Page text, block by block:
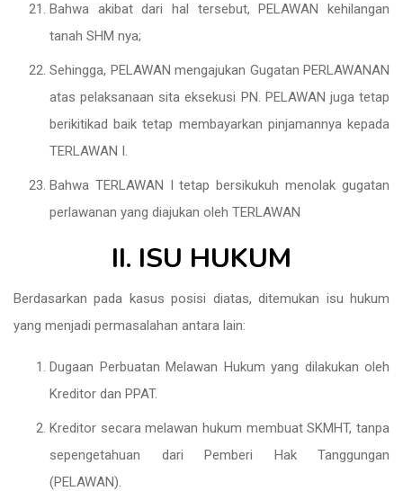
Bahwa akibat dari hal tersebut, PELAWAN kehilangan
tanah SHM nya;
Sehingga, PELAWAN mengajukan Gugatan PERLAWANAN
atas pelaksanaan sita eksekusi PN. PELAWAN juga tetap
berikitikad baik tetap membayarkan pinjamannya kepada
TERLAWAN I.
Bahwa TERLAWAN I tetap bersikukuh menolak gugatan
perlawanan yang diajukan oleh TERLAWAN
II. ISU HUKUM
Berdasarkan pada kasus posisi diatas, ditemukan isu hukum
yang menjadi permasalahan antara lain:
Dugaan Perbuatan Melawan Hukum yang dilakukan oleh
Kreditor dan PPAT.
Kreditor secara melawan hukum membuat SKMHT, tanpa
sepengetahuan dari Pemberi Hak Tanggungan
(PELAWAN).